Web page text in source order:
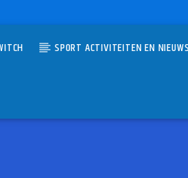
SPORT ACTIVITEITEN EN